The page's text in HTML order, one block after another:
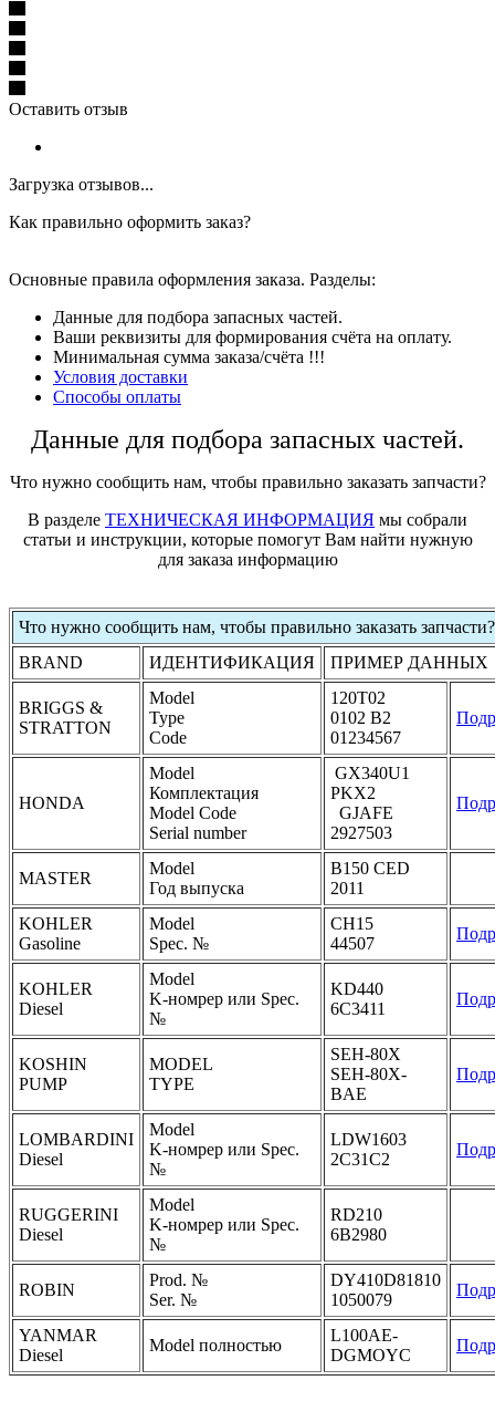
Оставить отзыв
Загрузка отзывов...
Как правильно оформить заказ?
Основные правила оформления заказа. Разделы:
Данные для подбора запасных частей.
Ваши реквизиты для формирования счёта на оплату.
Минимальная сумма заказа/счёта !!!
Условия доставки
Способы оплаты
Данные для подбора запасных частей.
Что нужно сообщить нам, чтобы правильно заказать запчасти?
В разделе ТЕХНИЧЕСКАЯ ИНФОРМАЦИЯ мы собрали
статьи и инструкции, которые помогут Вам найти нужную
для заказа информацию
Что нужно сообщить нам, чтобы правильно заказать запчасти?
BRAND
ИДЕНТИФИКАЦИЯ ПРИМЕР ДАННЫХ
BRIGGS &
STRATTON
Model
Type
Code
120T02
0102 B2
01234567
HONDA
Model
Комплектация
Model Code
Serial number
GX340U1
PKX2
GJAFE
2927503
MASTER
Model
Год выпуска
B150 CED
2011
KOHLER
Gasoline
Model
Spec. №
CH15
44507
KOHLER
Diesel
Model
K-номрер или Spec.
№
KD440
6C3411
KOSHIN
PUMP
MODEL
TYPE
SEH-80X
SEH-80X-
BAE
LOMBARDINI
Diesel
Model
K-номрер или Spec.
№
LDW1603
2C31C2
RUGGERINI
Diesel
Model
K-номрер или Spec.
№
RD210
6B2980
ROBIN
Prod. №
Ser. №
DY410D81810
1050079
YANMAR
Diesel
Model полностью
L100AE-
DGMOYC